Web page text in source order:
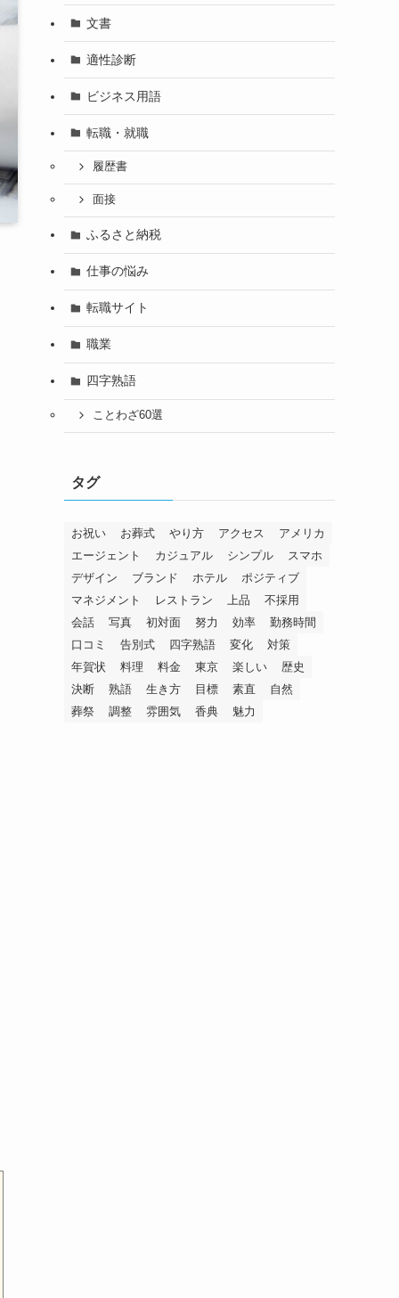
文書
適性診断
ビジネス用語
転職・就職
履歴書
面接
ふるさと納税
仕事の悩み
転職サイト
職業
四字熟語
ことわざ60選
タグ
お祝い お葬式 やり方 アクセス
アメリカ
エージェント
カジュアル シンプル
スマホ
デザイン
ブランド ホテル
ポジティブ
マネジメント
レストラン 上品
不採用
会話
写真 初対面 努力 効率
勤務時間
口コミ
告別式 四字熟語 変化
対策
年賀状
料理 料金 東京 楽しい
歴史
決断
熟語 生き方 目標 素直
自然
葬祭
調整 雰囲気 香典 魅力